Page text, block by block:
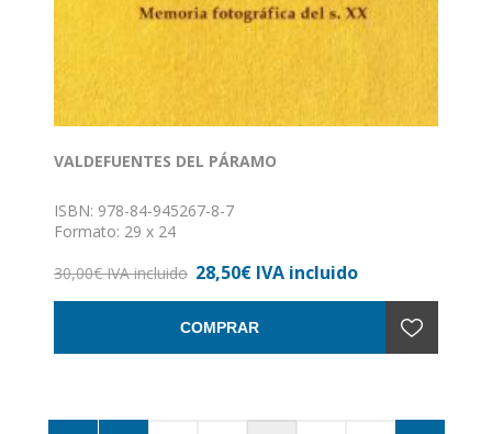
VALDEFUENTES DEL PÁRAMO
ISBN: 978-84-945267-8-7
Formato: 29 x 24
Encuadernación: Tapa dura
30,00€ IVA incluido 28,50€ IVA incluido
COMPRAR